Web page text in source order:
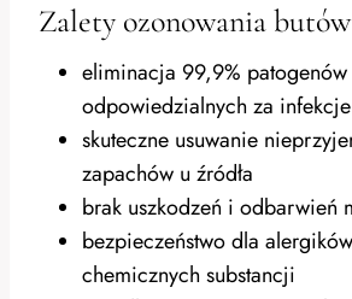
Zalety ozonowania butów
eliminacja 99,9% patogenów
odpowiedzialnych za infekcje
skuteczne usuwanie
zapachów u źródła
brak uszkodzeń i odbarwień
bezpieczeństwo dla
chemicznych substancji